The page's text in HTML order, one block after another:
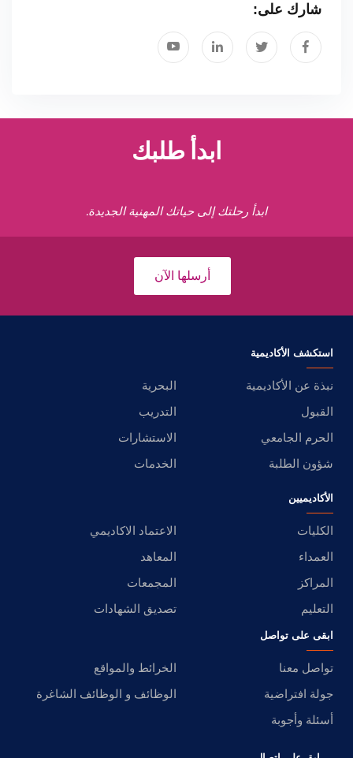
شارك على:
ابدأ طلبك
ابدأ رحلتك إلى حياتك المهنية الجديدة.
أرسلها الآن
استكشف الأكاديمية
نبذة عن الأكاديمية
البحرية
القبول
التدريب
الحرم الجامعي
الاستشارات
شؤون الطلبة
الخدمات
الأكاديميين
الكليات
الاعتماد الاكاديمي
العمداء
المعاهد
المراكز
المجمعات
التعليم
تصديق الشهادات
ابقى على تواصل
تواصل معنا
الخرائط والمواقع
جولة افتراضية
الوظائف و الوظائف الشاغرة
أسئلة وأجوبة